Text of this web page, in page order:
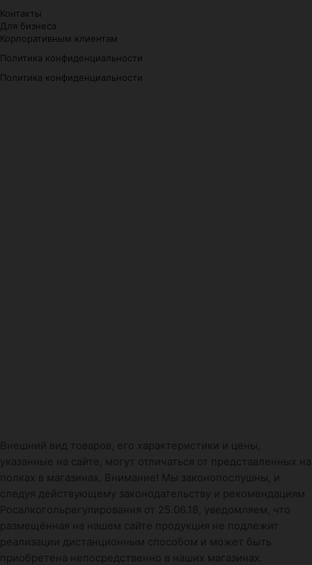
Контакты
Для бизнеса
Корпоративным клиентам
Политика конфиденциальности
Политика конфиденциальности
Внешний вид товаров, его характеристики и цены,
указанные на сайте, могут отличаться от представленных на
полках в магазинах. Внимание! Мы законопослушны, и
следуя действующему законодательству и рекомендациям
Росалкогольрегулирования от 25.06.18, уведомляем, что
размещённая на нашем сайте продукция не подлежит
реализации дистанционным способом и может быть
приобретена непосредственно в наших магазинах.